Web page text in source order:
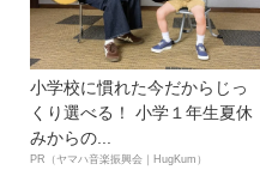
小学校に慣れた今だからじっ
くり選べる！ 小学１年生夏休
みからの...
PR（ヤマハ音楽振興会｜HugKum）